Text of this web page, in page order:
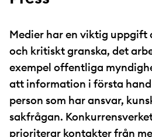
Medier har en viktig uppgift
och kritiskt granska, det
exempel offentliga
att information i första hand
person som har ansvar,
sakfrågan.
prioriterar kontakter från